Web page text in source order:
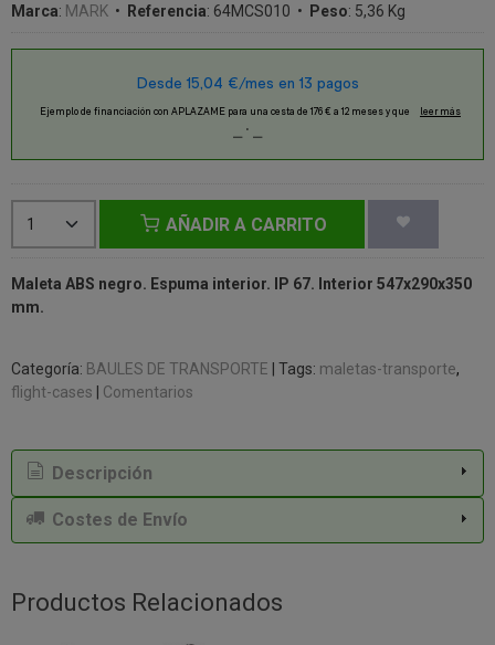
Marca: MARK • Referencia: 64MCS010 • Peso: 5,36 Kg
AÑADIR A CARRITO
Maleta ABS negro. Espuma interior. IP 67. Interior 547x290x350
mm.
Categoría: BAULES DE TRANSPORTE Tags: maletas-transporte
flight-cases
Comentarios
Descripción
Costes de Envío
Productos Relacionados